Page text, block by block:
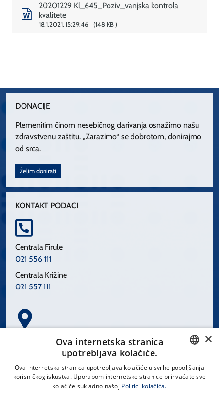
20201229 Kl_645_Poziv_vanjska kontrola
kvalitete
18.1.2021. 15:29:46 148 KB
DONACIJE
Plemenitim činom nesebičnog darivanja osnažimo našu
zdravstvenu zaštitu. „Zarazimo“ se dobrotom, donirajmo
od srca.
Želim donirati
KONTAKT PODACI
Centrala Firule
021 556 111
Centrala Križine
021 557 111
Spinčićeva 1, 21000 Split
CROATIAN
×
Ova internetska stranica
upotrebljava kolačiće.
Ova internetska stranica upotrebljava kolačiće u svrhe poboljšanja
korisničkog iskustva. Uporabom internetske stranice prihvaćate sve
kolačiće sukladno našoj Politici kolačića.